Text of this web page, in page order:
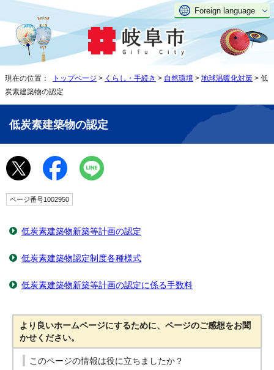
Foreign language
現在の位置： トップページ > くらし・手続き > 自然環境 > 地球温暖化対策 > 低
炭素建築物の認定
低炭素建築物の認定
ページ番号1002950
低炭素建築物新築等計画の認定
低炭素建築物認定制度各種様式
低炭素建築物新築等計画の認定に係る手数料
より良いホームページにするために、ページのご感想をお聞
かせください。
このページの情報は役に立ちましたか？